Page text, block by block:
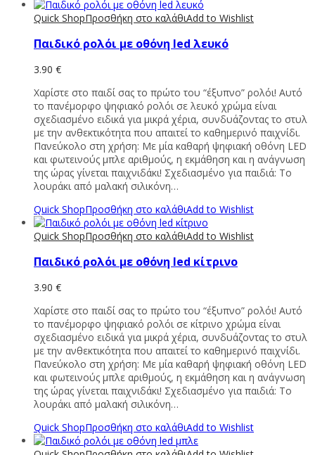
Quick ShopΠροσθήκη στο καλάθιAdd to Wishlist
Παιδικό ρολόι με οθόνη led λευκό
3.90 €
Χαρίστε στο παιδί σας το πρώτο του “έξυπνο” ρολόι! Αυτό
το πανέμορφο ψηφιακό ρολόι σε λευκό χρώμα είναι
σχεδιασμένο ειδικά για μικρά χέρια, συνδυάζοντας το στυλ
με την ανθεκτικότητα που απαιτεί το καθημερινό παιχνίδι.
Πανεύκολο στη χρήση: Με μία καθαρή ψηφιακή οθόνη LED
και φωτεινούς μπλε αριθμούς, η εκμάθηση και η ανάγνωση
της ώρας γίνεται παιχνιδάκι! Σχεδιασμένο για παιδιά: Το
λουράκι από μαλακή σιλικόνη…
Quick ShopΠροσθήκη στο καλάθιAdd to Wishlist
Quick ShopΠροσθήκη στο καλάθιAdd to Wishlist
Παιδικό ρολόι με οθόνη led κίτρινο
3.90 €
Χαρίστε στο παιδί σας το πρώτο του “έξυπνο” ρολόι! Αυτό
το πανέμορφο ψηφιακό ρολόι σε κίτρινο χρώμα είναι
σχεδιασμένο ειδικά για μικρά χέρια, συνδυάζοντας το στυλ
με την ανθεκτικότητα που απαιτεί το καθημερινό παιχνίδι.
Πανεύκολο στη χρήση: Με μία καθαρή ψηφιακή οθόνη LED
και φωτεινούς μπλε αριθμούς, η εκμάθηση και η ανάγνωση
της ώρας γίνεται παιχνιδάκι! Σχεδιασμένο για παιδιά: Το
λουράκι από μαλακή σιλικόνη…
Quick ShopΠροσθήκη στο καλάθιAdd to Wishlist